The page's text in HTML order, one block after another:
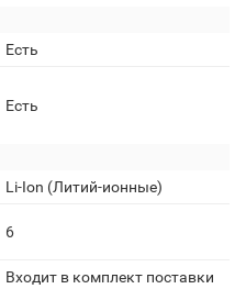
Есть
Есть
Li-Ion (Литий-ионные)
6
Входит в комплект поставки